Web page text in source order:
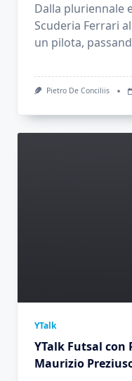
Dalla pluriennale
Scuderia Ferrari
un pilota,
Pietro De Conciliis
YTalk
YTalk Futsal con
Maurizio